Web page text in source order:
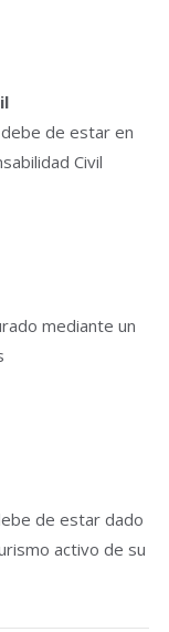
de estar en
Civil
mediante un
de estar dado
activo de su